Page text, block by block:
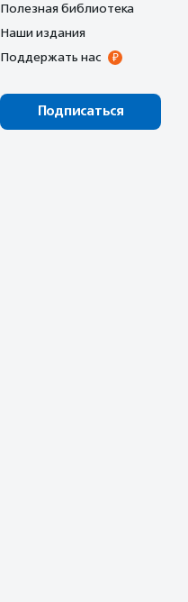
Полезная библиотека
Наши издания
Поддержать нас
Подписаться